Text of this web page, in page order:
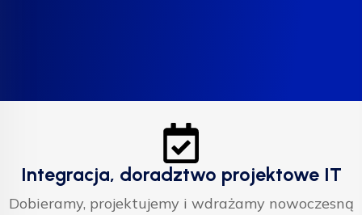
Integracja, doradztwo projektowe IT
Dobieramy, projektujemy i wdrażamy nowoczesną